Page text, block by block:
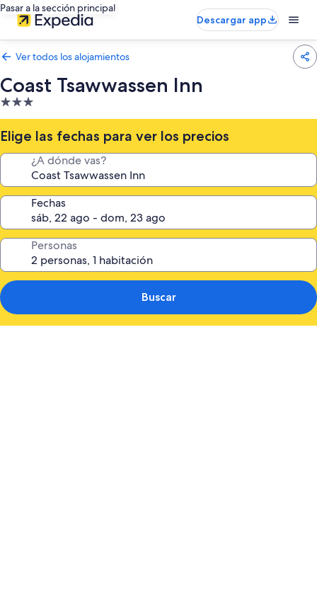
Pasar a la sección principal
Descargar app
Ver todos los alojamientos
Coast Tsawwassen Inn
Alojamiento
de
3.0 estrellas
Elige las fechas para ver los precios
¿A dónde vas?
Fechas
Personas
Buscar